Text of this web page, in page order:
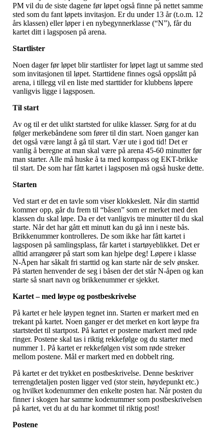
PM vil du de siste dagene før løpet også finne på nettet samme
sted som du fant løpets invitasjon. Er du under 13 år (t.o.m. 12
års klassen) eller løper i en nybegynnerklasse (“N”), får du
kartet ditt i lagsposen på arena.
Startlister
Noen dager før løpet blir startlister for løpet lagt ut samme sted
som invitasjonen til løpet. Starttidene finnes også oppslått på
arena, i tillegg vil en liste med starttider for klubbens løpere
vanligvis ligge i lagsposen.
Til start
Av og til er det ulikt startsted for ulike klasser. Sørg for at du
følger merkebåndene som fører til din start. Noen ganger kan
det også være langt å gå til start. Vær ute i god tid! Det er
vanlig å beregne at man skal være på arena 45-60 minutter før
man starter. Alle må huske å ta med kompass og EKT-brikke
til start. De som har fått kartet i lagsposen må også huske dette.
Starten
Ved start er det en tavle som viser klokkeslett. Når din starttid
kommer opp, går du frem til “båsen” som er merket med den
klassen du skal løpe. Da er det vanligvis tre minutter til du skal
starte. Når det har gått ett minutt kan du gå inn i neste bås.
Brikkenummer kontrolleres. De som ikke har fått kartet i
lagsposen på samlingsplass, får kartet i startøyeblikket. Det er
alltid arrangører på start som kan hjelpe deg! Løpere i klasse
N-Åpen har såkalt fri starttid og kan starte når de selv ønsker.
På starten henvender de seg i båsen der det står N-åpen og kan
starte så snart navn og brikkenummer er sjekket.
Kartet – med løype og postbeskrivelse
På kartet er hele løypen tegnet inn. Starten er markert med en
trekant på kartet. Noen ganger er det merket en kort løype fra
startstedet til startpost. På kartet er postene markert med røde
ringer. Postene skal tas i riktig rekkefølge og du starter med
nummer 1. På kartet er rekkefølgen vist som røde streker
mellom postene. Mål er markert med en dobbelt ring.
På kartet er det trykket en postbeskrivelse. Denne beskriver
terrengdetaljen posten ligger ved (stor stein, høydepunkt etc.)
og hvilket kodenummer den enkelte posten har. Når posten du
finner i skogen har samme kodenummer som postbeskrivelsen
på kartet, vet du at du har kommet til riktig post!
Postene